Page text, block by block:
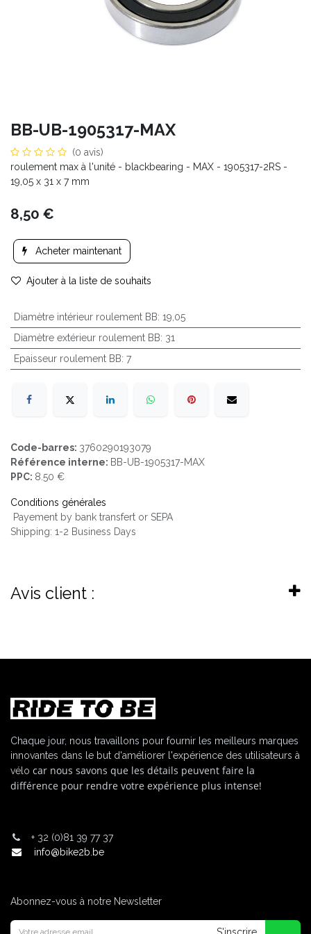
BB-UB-1905317-MAX
(0 avis)
roulement max à l'unité - blackbearing - MAX - 1905317-2RS -
19,05 x 31 x 7 mm
8,50 €
Acheter maintenant
Ajouter à la liste de souhaits
Diamètre intérieur roulement BB: 19,05
Diamètre extérieur roulement BB: 31
Epaisseur roulement BB: 7
Code-barres: 3760290193079
Référence interne: BB-UB-1905317-MAX
PPC: 8.50 €
Conditions générales
Payement by bank transfert or SEPA
Shipping: 1-2 Business Days
Avis client :
Chaque jour, nous travaillons pour fournir les meilleurs marques
innovantes dans le but d'améliorer l'expérience des utilisateurs à
vélo car nous savons que les détails peuvent faire la
différence pour rendre votre expérience plus intense!
+ 32 (0)81 39 77 37
info@bike2b.be
Abonnez-vous à notre Newsletter
S'inscrire